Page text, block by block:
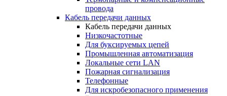
провода
Кабель передачи данных
Кабель передачи данных
Низкочастотные
Для буксируемых цепей
Промышленная автоматизация
Локальные сети LAN
Пожарная сигнализация
Телефонные
Для искробезопасного применения